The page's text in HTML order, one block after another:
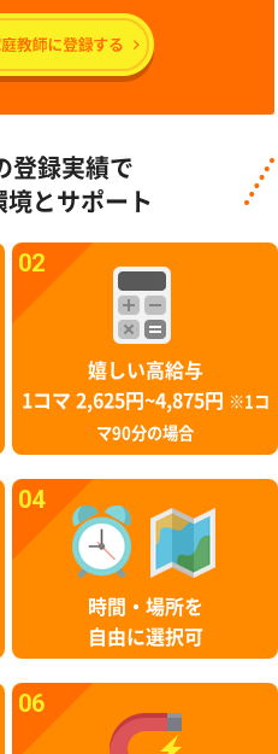
登録実績で
境とサポート
02
嬉しい高給与
1コマ 2,625円~4,875円
※1コ
マ90分の場合
04
時間・場所を
自由に選択可
06